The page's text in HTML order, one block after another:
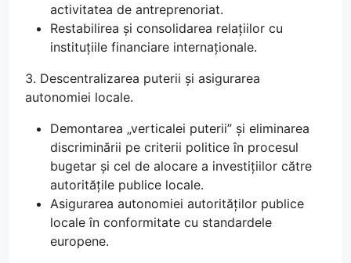
activitatea de antreprenoriat.
Restabilirea și consolidarea relațiilor cu
instituțiile financiare internaționale.
3. Descentralizarea puterii și asigurarea
autonomiei locale.
Demontarea „verticalei puterii” și eliminarea
discriminării pe criterii politice în procesul
bugetar și cel de alocare a investițiilor către
autoritățile publice locale.
Asigurarea autonomiei autorităților publice
locale în conformitate cu standardele
europene.